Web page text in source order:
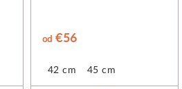
od €56
42 cm 45 cm